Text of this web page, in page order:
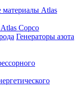
материалы Atlas
Copco
Генераторы азота